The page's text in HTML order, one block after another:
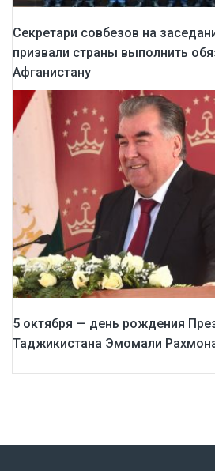
Секретари совбезов на
призвали страны выполнить
Афганистану
5 октября — день рождения
Таджикистана Эмомали